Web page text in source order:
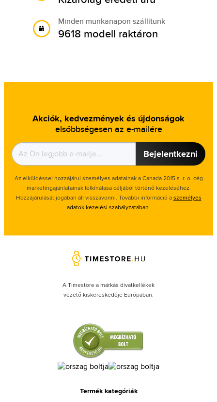
Minden munkanapon szállítunk
9618 modell raktáron
Akciók, kedvezmények és újdonságok
elsőbbségesen az e-mailére
Bejelentkezni
Az elküldéssel hozzájárul személyes adatainak a Canada 2015 s. r. o. cég
marketingajánlatainak felkínálasa céljából történő kezeléséhez.
Hozzájárulását jogában áll visszavonni. További információ aszemélyes
adatok kezelési szabályzatában.
A Timestore a márkás divatkellékek
vezető kiskereskedője Európában.
Termék kategóriák